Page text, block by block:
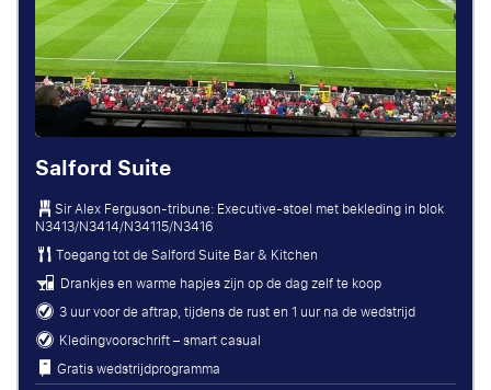
Salford Suite
Sir Alex Ferguson-tribune: Executive-stoel met bekleding in blok
N3413/N3414/N34115/N3416
Toegang tot de Salford Suite Bar & Kitchen
Drankjes en warme hapjes zijn op de dag zelf te koop
3 uur voor de aftrap, tijdens de rust en 1 uur na de wedstrijd
Kledingvoorschrift – smart casual
Gratis wedstrijdprogramma